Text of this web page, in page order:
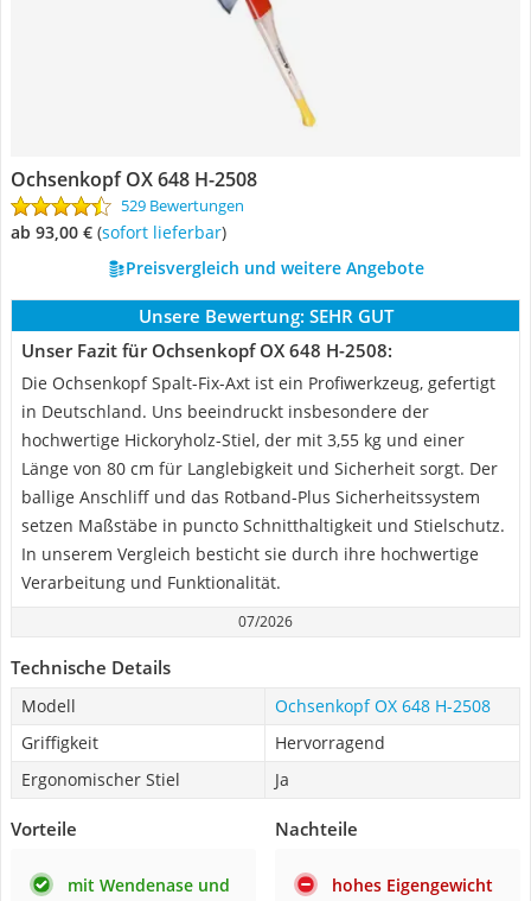
Ochsenkopf OX 648 H-2508
529 Bewertungen
ab 93,00 € ( Sofort lieferbar)
Preisvergleich und weitere Angebote
Unsere Bewertung: SEHR GUT
Unser Fazit für Ochsenkopf OX 648 H-2508:
Die Ochsenkopf Spalt-Fix-Axt ist ein Profiwerkzeug, gefertigt
in Deutschland. Uns beeindruckt insbesondere der
hochwertige Hickoryholz-Stiel, der mit 3,55 kg und einer
Länge von 80 cm für Langlebigkeit und Sicherheit sorgt. Der
ballige Anschliff und das Rotband-Plus Sicherheitssystem
setzen Maßstäbe in puncto Schnitthaltigkeit und Stielschutz.
In unserem Vergleich besticht sie durch ihre hochwertige
Verarbeitung und Funktionalität.
07/2026
Technische Details
Modell
Ochsenkopf OX 648 H-2508
Griffigkeit
Hervorragend
Ergonomischer Stiel
Ja
Vorteile
mit Wendenase und
Nachteile
hohes Eigengewicht